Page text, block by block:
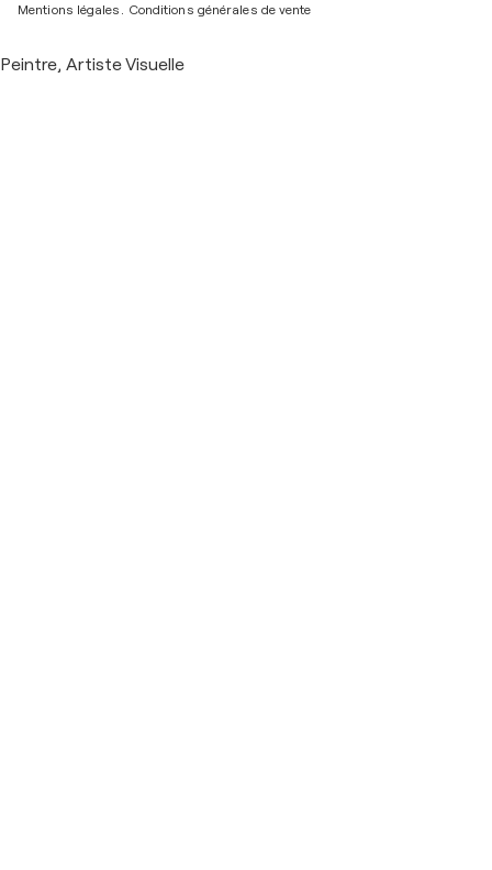
Mentions légales.
Conditions générales de vente
Peintre, Artiste Visuelle